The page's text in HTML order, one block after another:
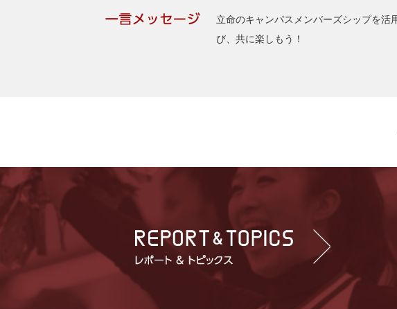
立命のキャンパスメンバーズシップを活
び、共に楽しもう！